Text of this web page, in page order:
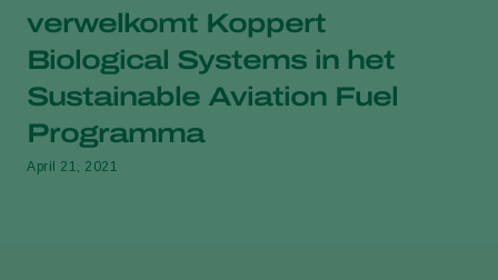
verwelkomt Koppert
Biological Systems in het
Sustainable Aviation Fuel
Programma
April 21, 2021